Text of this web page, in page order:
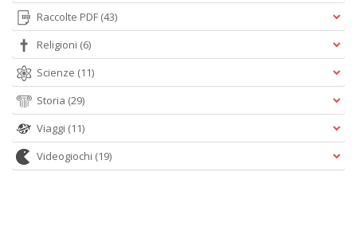
Raccolte PDF (43)
Religioni (6)
Scienze (11)
Storia (29)
Viaggi (11)
Videogiochi (19)